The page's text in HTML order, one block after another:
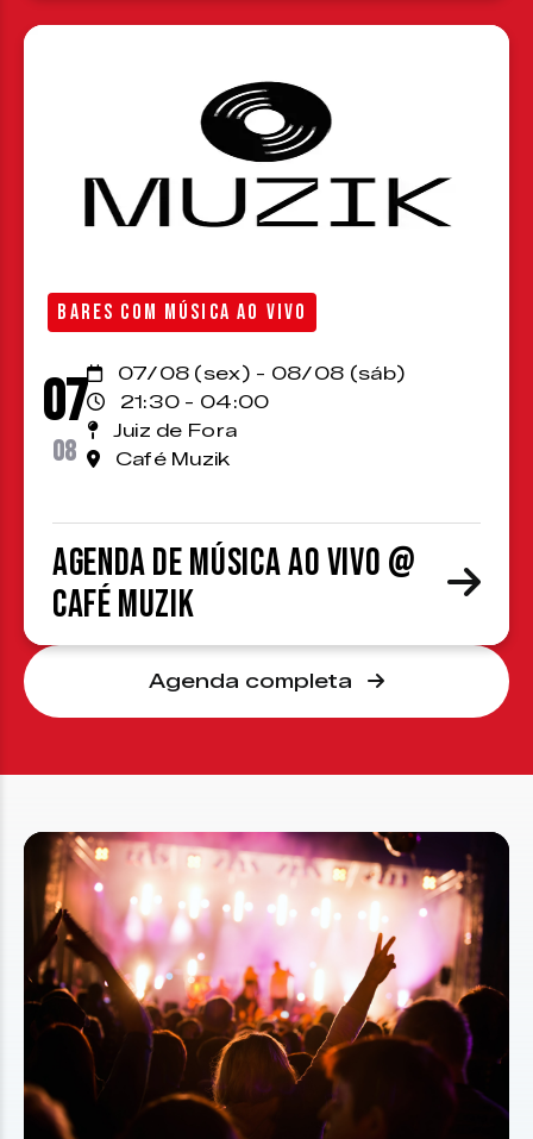
BARES COM MÚSICA AO VIVO
07
08
07/08 (sex) - 08/08 (sáb)
21:30 - 04:00
Juiz de Fora
Café Muzik
Agenda de Música ao Vivo @
Café Muzik
Agenda completa